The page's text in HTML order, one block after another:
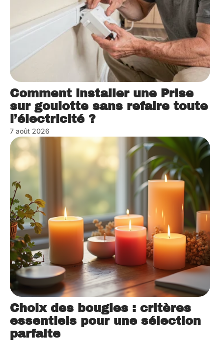
Comment installer une Prise
sur goulotte sans refaire toute
l’électricité ?
7 août 2026
Choix des bougies : critères
essentiels pour une sélection
parfaite